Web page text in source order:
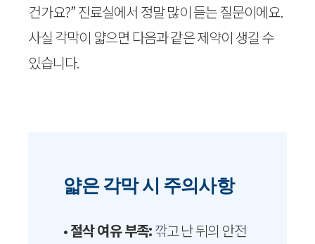
건가요?” 진료실에서 정말 많이 듣는 질문이에요.
사실 각막이 얇으면 다음과 같은 제약이 생길 수
있습니다.
얇은 각막 시 주의사항
•절삭 여유 부족:깎고 난 뒤의 안전